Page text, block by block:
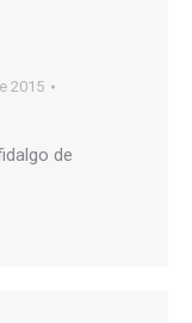
2015
de